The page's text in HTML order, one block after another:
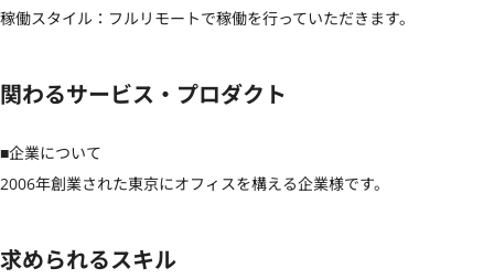
稼働スタイル：フルリモートで稼働を行っていただきます。
関わるサービス・プロダクト
■企業について
2006年創業された東京にオフィスを構える企業様です。
求められるスキル